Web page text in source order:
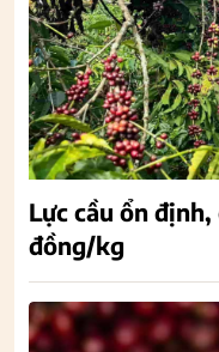
Lực cầu ổn
đồng/kg